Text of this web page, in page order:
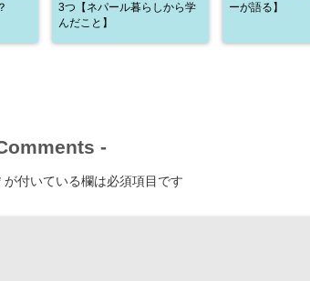
3つ【ネパール暮らしから学
んだこと】
ーが語る】
-
が付いている欄は必須項目です